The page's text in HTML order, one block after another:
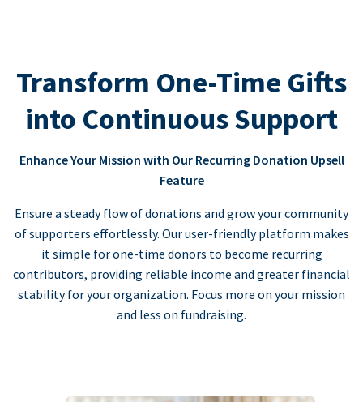
Transform One-Time Gifts
into Continuous Support
Enhance Your Mission with Our Recurring Donation Upsell
Feature
Ensure a steady flow of donations and grow your community
of supporters effortlessly. Our user-friendly platform makes
it simple for one-time donors to become recurring
contributors, providing reliable income and greater financial
stability for your organization. Focus more on your mission
and less on fundraising.